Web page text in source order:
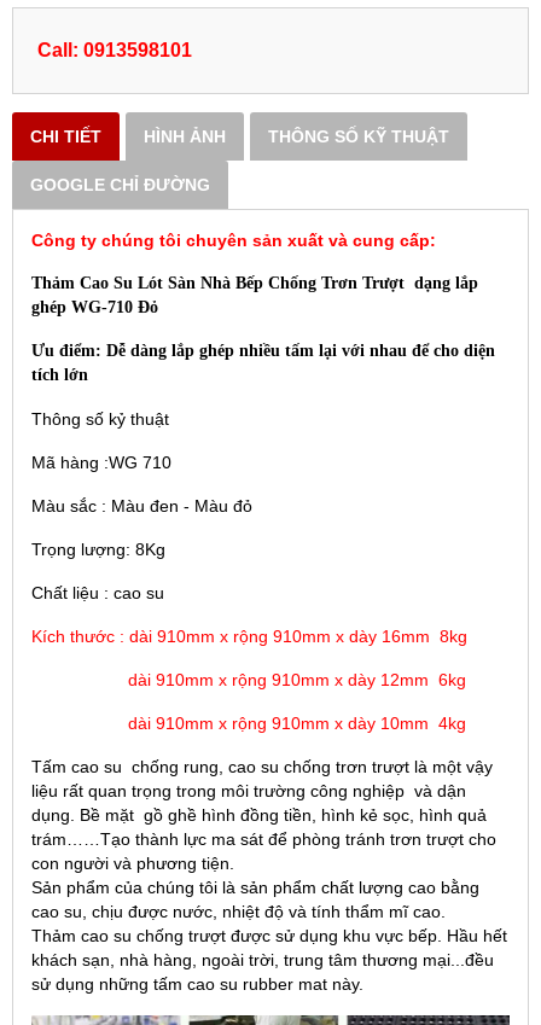
Call: 0913598101
CHI TIẾT HÌNH ẢNH THÔNG SỐ KỸ THUẬT
GOOGLE CHỈ ĐƯỜNG
Công ty chúng tôi chuyên sản xuất và cung cấp:
Thảm Cao Su Lót Sàn Nhà Bếp Chống Trơn Trượt dạng lắp
ghép WG-710 Đỏ
Ưu điểm: Dễ dàng lắp ghép nhiều tấm lại với nhau để cho diện
tích lớn
Thông số kỷ thuật
Mã hàng :WG 710
Màu sắc : Màu đen - Màu đỏ
Trọng lượng: 8Kg
Chất liệu : cao su
Kích thước : dài 910mm x rộng 910mm x dày 16mm 8kg
dài 910mm x rộng 910mm x dày 12mm 6kg
dài 910mm x rộng 910mm x dày 10mm 4kg
Tấm cao su chống rung, cao su chống trơn trượt là một vậy
liệu rất quan trọng trong môi trường công nghiệp và dận
dụng. Bề mặt gồ ghề hình đồng tiền, hình kẻ sọc, hình quả
trám……Tạo thành lực ma sát để phòng tránh trơn trượt cho
con người và phương tiện.
Sản phẩm của chúng tôi là sản phẩm chất lượng cao bằng
cao su, chịu được nước, nhiệt độ và tính thẩm mĩ cao.
Thảm cao su chống trượt được sử dụng khu vực bếp. Hầu hết
khách sạn, nhà hàng, ngoài trời, trung tâm thương mại...đều
sử dụng những tấm cao su rubber mat này.